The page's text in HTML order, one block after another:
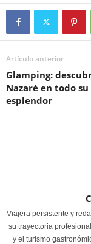
Artículo anterior
Glamping:
Nazaré en todo su
esplendor
Viajera persistente y
su trayectoria
y el turismo